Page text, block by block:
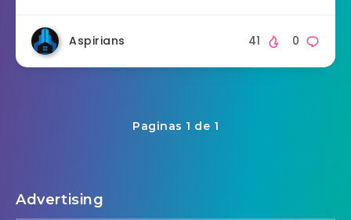
Aspirians 0
41
Paginas 1 de 1
Advertising